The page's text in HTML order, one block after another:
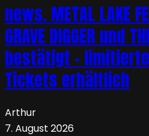
news. METAL LAKE
GRAVE DIGGER und
bestätigt –
Tickets erhältlich
Arthur
7. August 2026